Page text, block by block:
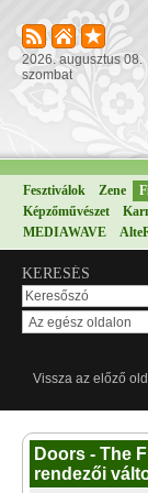
2026. augusztus 08.
szombat
Fesztiválok Zene
Képzőművészet
MEDIAWAVE
KERESÉS
Vissza az előző
Doors - The
rendezői